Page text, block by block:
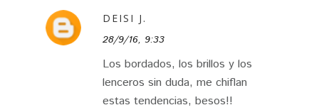
DEISI J.
28/9/16, 9:33
Los bordados, los brillos y los
lenceros sin duda, me chiflan
estas tendencias, besos!!